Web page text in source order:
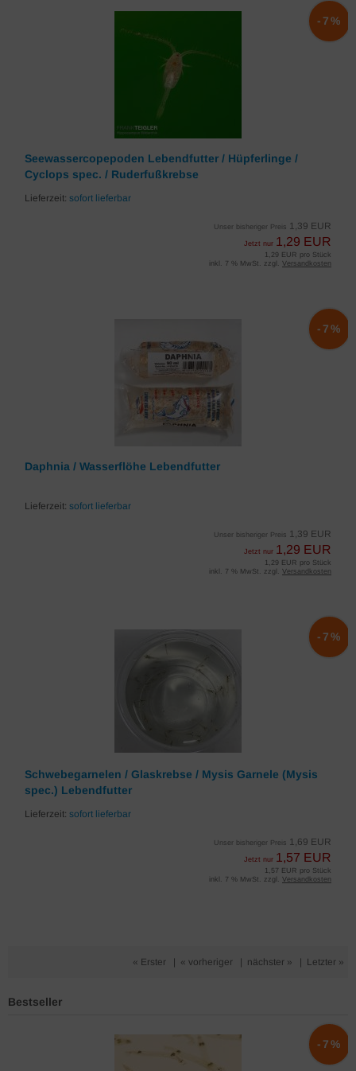
Seewassercopepoden Lebendfutter / Hüpferlinge /
Cyclops spec. / Ruderfußkrebse
Lieferzeit: sofort lieferbar
Unser bisheriger Preis 1,39 EUR
Jetzt nur 1,29 EUR
-7%
1,29 EUR pro Stück
inkl. 7 % MwSt. zzgl. Versandkosten
Daphnia / Wasserflöhe Lebendfutter
Lieferzeit: sofort lieferbar
Unser bisheriger Preis 1,39 EUR
Jetzt nur 1,29 EUR
-7%
1,29 EUR pro Stück
inkl. 7 % MwSt. zzgl. Versandkosten
Schwebegarnelen / Glaskrebse / Mysis Garnele (Mysis
spec.) Lebendfutter
Lieferzeit: sofort lieferbar
Unser bisheriger Preis 1,69 EUR
Jetzt nur 1,57 EUR
-7%
1,57 EUR pro Stück
inkl. 7 % MwSt. zzgl. Versandkosten
« Erster « vorheriger nächster » Letzter »
Bestseller
-7%